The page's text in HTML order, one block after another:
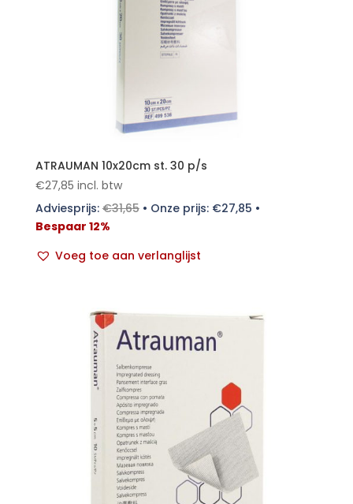
ATRAUMAN 10x20cm st. 30 p/s
€27,85 incl. btw
Adviesprijs:€31,65• Onze prijs: €27,85 •
Bespaar 12%
Voeg toe aan verlanglijst